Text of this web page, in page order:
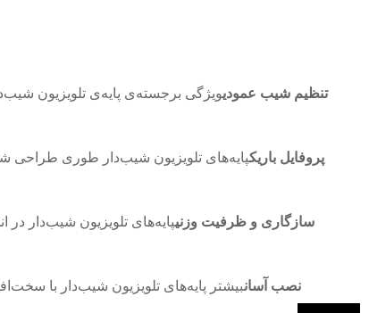
تنظیم شیب عمودی
پروفایل باریکپایه‌های تلویزیون شیب‌دار طوری طراحی
سازگاری و ظرفیت وزنیپایه‌های تلویزیون شیب‌دار
نصب آسانبیشتر پایه‌های تلویزیون شیب‌دار با